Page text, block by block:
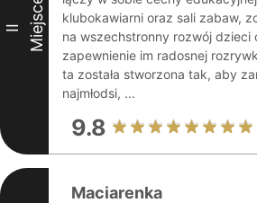
II Miejsce
klubokawiarni oraz sali zabaw,
na wszechstronny rozwój dzieci
zapewnienie im radosnej
ta została stworzona tak, aby
najmłodsi, ...
9.8
Maciarenka